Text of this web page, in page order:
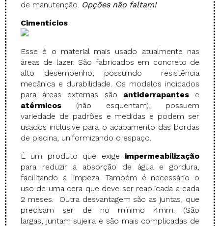
de manutenção. Opções não faltam!
Cimentícios
Esse é o material mais usado atualmente nas
áreas de lazer. São fabricados em concreto de
alto desempenho, possuindo resistência
mecânica e durabilidade. Os modelos indicados
para áreas externas são antiderrapantese
atérmicos (não esquentam), possuem
variedade de padrões e medidas e podem ser
usados inclusive para o acabamento das bordas
de piscina, uniformizando o espaço.
É um produto que exige impermeabilização
para reduzir a absorção de água e gordura,
facilitando a limpeza. Também é necessário o
uso de uma cera que deve ser reaplicada a cada
2 meses. Outra desvantagem são as juntas, que
precisam ser de no mínimo 4mm. (São
largas, juntam sujeira e são mais complicadas de